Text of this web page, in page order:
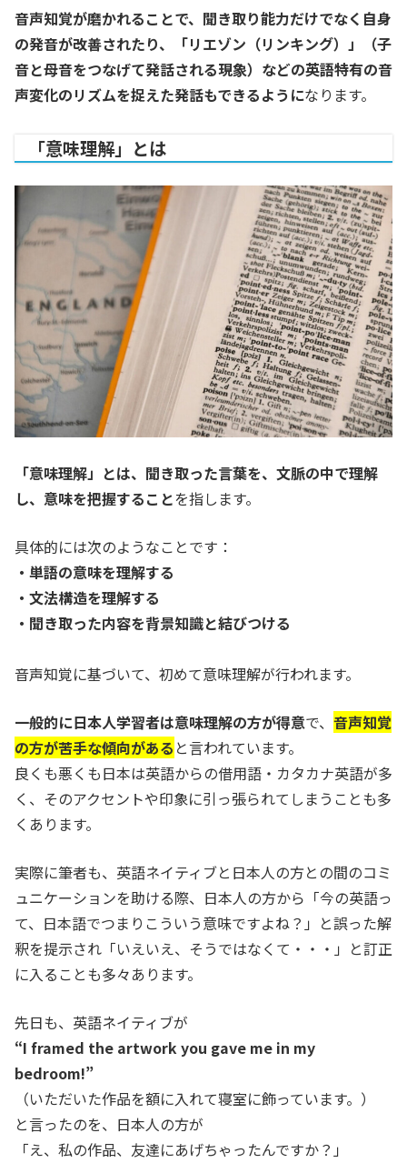
音声知覚が磨かれることで、聞き取り能力だけでなく自身
の発音が改善されたり、「リエゾン（リンキング）」（子
音と母音をつなげて発話される現象）などの英語特有の音
声変化のリズムを捉えた発話もできるようになります。
「意味理解」とは
「意味理解」とは、聞き取った言葉を、文脈の中で理解
し、意味を把握することを指します。
具体的には次のようなことです：
・単語の意味を理解する
・文法構造を理解する
・聞き取った内容を背景知識と結びつける
音声知覚に基づいて、初めて意味理解が行われます。
一般的に日本人学習者は意味理解の方が得意で、 音声知覚
の方が苦手な傾向がある と言われています。
良くも悪くも日本は英語からの借用語・カタカナ英語が多
く、そのアクセントや印象に引っ張られてしまうことも多
くあります。
実際に筆者も、英語ネイティブと日本人の方との間のコミ
ュニケーションを助ける際、日本人の方から「今の英語っ
て、日本語でつまりこういう意味ですよね？」と誤った解
釈を提示され「いえいえ、そうではなくて・・・」と訂正
に入ることも多々あります。
先日も、英語ネイティブが
“I framed the artwork you gave me in my
bedroom!”
（いただいた作品を額に入れて寝室に飾っています。）
と言ったのを、日本人の方が
「え、私の作品、友達にあげちゃったんですか？」